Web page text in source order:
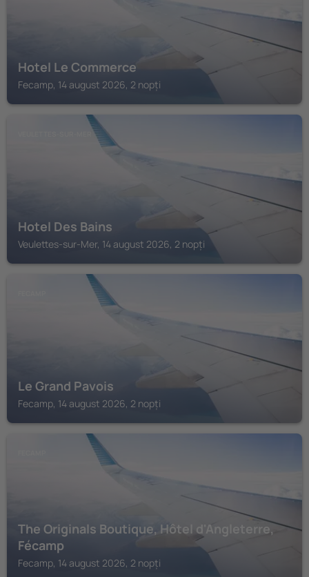
Hotel Le Commerce
Fecamp, 14 august 2026, 2 nopți
Hotel Des Bains
Veulettes-sur-Mer, 14 august 2026, 2 nopți
Le Grand Pavois
Fecamp, 14 august 2026, 2 nopți
The Originals Boutique, Hôtel d'Angleterre,
Fécamp
Fecamp, 14 august 2026, 2 nopți